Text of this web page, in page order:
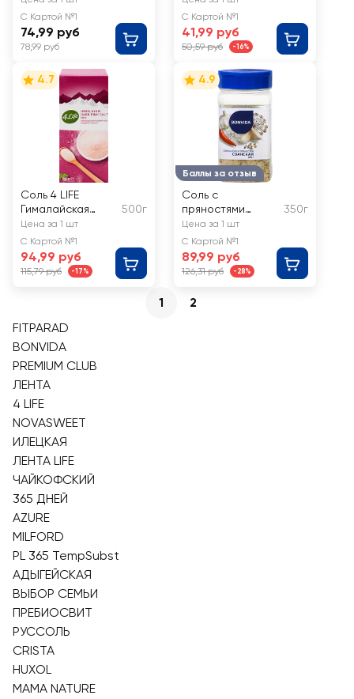
С Картой №1
74,99 руб
78,99 руб
С Картой №1
41,99 руб
50,59 руб -16%
4.7
Соль 4 LIFE
Гималайская
розовая мелкая
500г
Цена за 1 шт
С Картой №1
94,99 руб
115,79 руб -17%
Баллы за отзыв
4.9
Соль с
пряностями
BONVIDA
Сванская
350г
Цена за 1 шт
С Картой №1
89,99 руб
126,31 руб -28%
1
2
FITPARAD
BONVIDA
PREMIUM CLUB
ЛЕНТА
4 LIFE
NOVASWEET
ИЛЕЦКАЯ
ЛЕНТА LIFE
ЧАЙКОФСКИЙ
365 ДНЕЙ
AZURE
MILFORD
PL 365 TempSubst
АДЫГЕЙСКАЯ
ВЫБОР СЕМЬИ
ПРЕБИОСВИТ
РУССОЛЬ
CRISTA
HUXOL
MAMA NATURE